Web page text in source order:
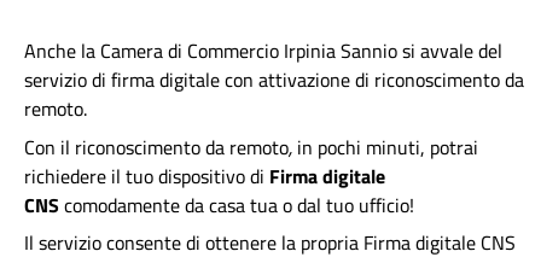
Anche la Camera di Commercio Irpinia Sannio si avvale del
servizio di firma digitale con attivazione di riconoscimento da
remoto.
Con il riconoscimento da remoto, in pochi minuti, potrai
richiedere il tuo dispositivo di Firma digitale
CNS comodamente da casa tua o dal tuo ufficio!
Il servizio consente di ottenere la propria Firma digitale CNS